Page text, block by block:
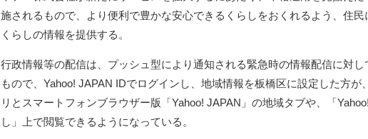
施されるもので、より便利で豊かな安心できるくらしをおくれるよう、住
くらしの情報を提供する。
行政情報等の配信は、プッシュ型により通知される緊急時の情報配信に対
もので、Yahoo! JAPAN IDでログインし、地域情報を板橋区に設定した方が
リとスマートフォンブラウザー版「Yahoo! JAPAN」の地域タブや、「
し」上で閲覧できるようになっている。